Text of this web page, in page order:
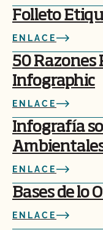
Folleto
ENLACE
50 Razones
Infographic
ENLACE
Infografía
ENLACE
Bases de lo
ENLACE